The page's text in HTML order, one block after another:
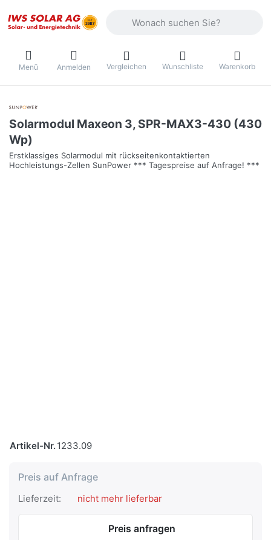
Menü Anmelden Vergleichen Wunschliste Warenkorb
Solarmodul Maxeon 3, SPR-MAX3-430 (430
Wp)
Erstklassiges Solarmodul mit rückseitenkontaktierten
Hochleistungs-Zellen SunPower *** Tagespreise auf Anfrage! ***
Artikel-Nr.1233.09
Preis auf Anfrage
Lieferzeit: nicht mehr lieferbar
Preis anfragen